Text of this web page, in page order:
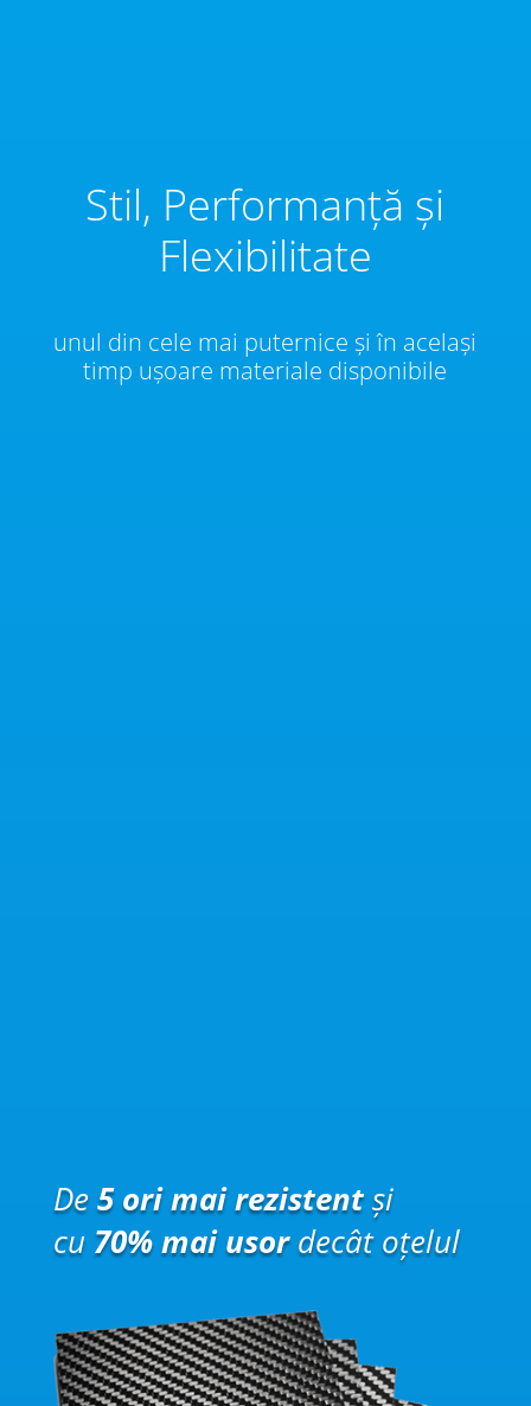
Stil, Performanță și
Flexibilitate
unul din cele mai puternice și în același
timp ușoare materiale disponibile
De5 ori mai rezistentși
cu 70% mai usordecât oțelul